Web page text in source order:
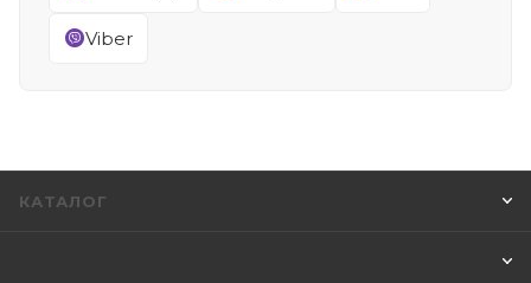
Viber
КАТАЛОГ